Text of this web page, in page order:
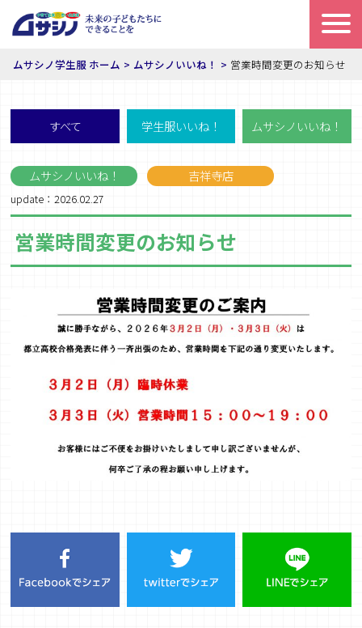
ムサシノ学生服 ホーム ムサシノいいね！ 営業時間変更のお知らせ
すべて 学生服いいね！ ムサシノいいね！
ムサシノいいね！ 吉祥寺店
update：2026.02.27
営業時間変更のお知らせ